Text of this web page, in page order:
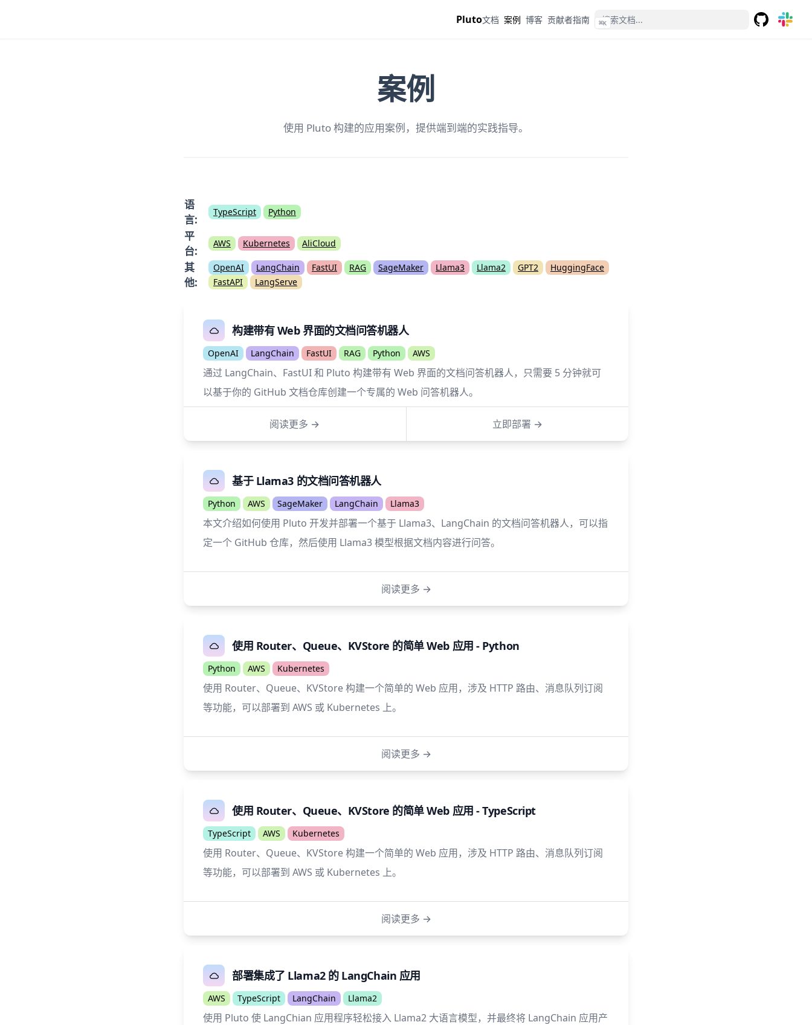
Pluto文档 案例 博客 贡献者指南 ⌘K
案例
使用 Pluto 构建的应用案例，提供端到端的实践指导。
语
言:
TypeScript Python
平
台:
AWS Kubernetes AliCloud
其
他:
OpenAI LangChain FastUI RAG SageMaker Llama3 Llama2 GPT2
HuggingFace
FastAPI
LangServe
构建带有 Web 界面的文档问答机器人
OpenAI LangChain FastUI RAG Python AWS
通过 LangChain、FastUI 和 Pluto 构建带有 Web 界面的文档问答机器人，只需要 5 分钟就可
以基于你的 GitHub 文档仓库创建一个专属的 Web 问答机器人。
阅读更多 → 立即部署 →
基于 Llama3 的文档问答机器人
Python AWS SageMaker LangChain Llama3
本文介绍如何使用 Pluto 开发并部署一个基于 Llama3、LangChain 的文档问答机器人，可以指
定一个 GitHub 仓库，然后使用 Llama3 模型根据文档内容进行问答。
阅读更多 →
使用 Router、Queue、KVStore 的简单 Web 应用 - Python
Python AWS Kubernetes
使用 Router、Queue、KVStore 构建一个简单的 Web 应用，涉及 HTTP 路由、消息队列订阅
等功能，可以部署到 AWS 或 Kubernetes 上。
阅读更多 →
使用 Router、Queue、KVStore 的简单 Web 应用 - TypeScript
TypeScript AWS Kubernetes
使用 Router、Queue、KVStore 构建一个简单的 Web 应用，涉及 HTTP 路由、消息队列订阅
等功能，可以部署到 AWS 或 Kubernetes 上。
阅读更多 →
部署集成了 Llama2 的 LangChain 应用
AWS TypeScript LangChain Llama2
使用 Pluto 使 LangChian 应用程序轻松接入 Llama2 大语言模型，并最终将 LangChain 应用产